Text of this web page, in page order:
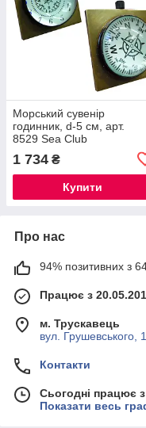
Морський сувенір
годинник, d-5 см, арт.
8529 Sea Club
1 734 ₴
Купити
Про нас
94% позитивних з 64
Працює з
м. Трускавець
вул. Грушевського,
Контакти
Сьогодні працює
Показати весь